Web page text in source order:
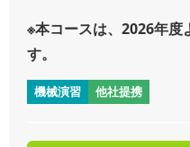
※本コースは、2026年度
す。
機械演習 他社提携